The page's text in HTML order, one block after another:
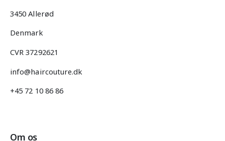
3450 Allerød
Denmark
CVR 37292621
info@haircouture.dk
+45 72 10 86 86
Om os